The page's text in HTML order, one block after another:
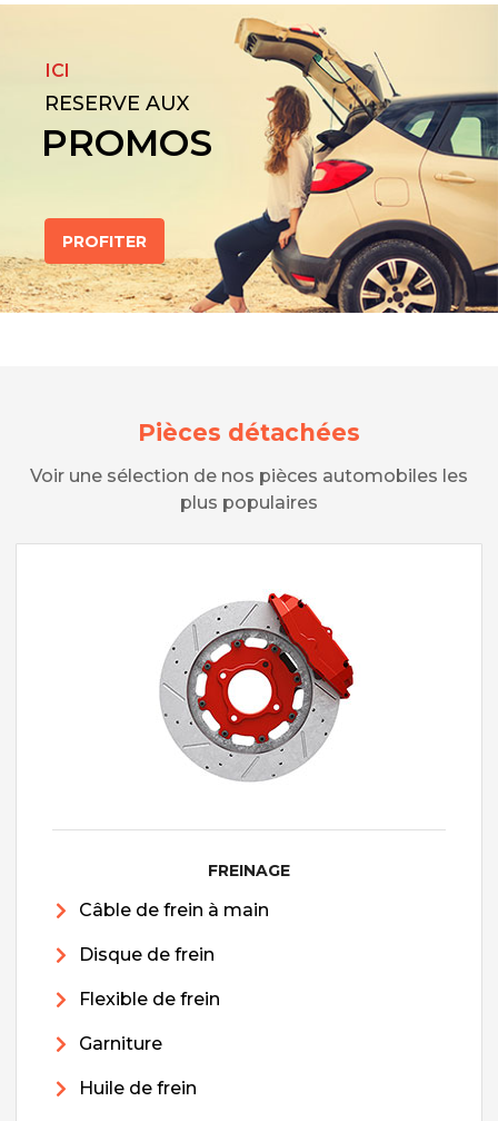
ICI
RESERVE AUX
PROMOS
PROFITER
Pièces détachées
Voir une sélection de nos pièces automobiles les
plus populaires
FREINAGE
Câble de frein à main
Disque de frein
Flexible de frein
Garniture
Huile de frein